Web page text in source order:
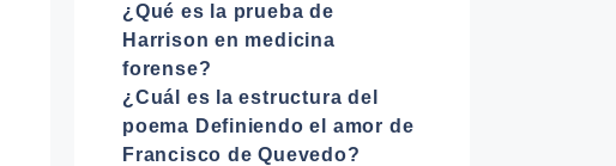
¿Qué es la prueba de
Harrison en medicina
forense?
¿Cuál es la estructura del
poema Definiendo el amor de
Francisco de Quevedo?